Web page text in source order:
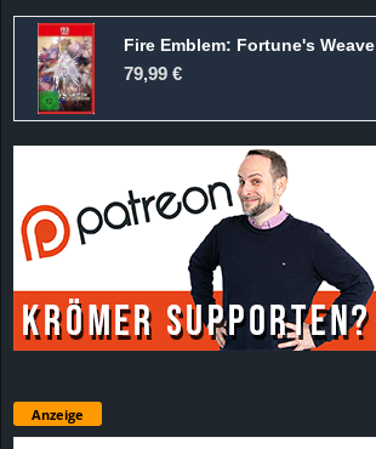
Fire Emblem: Fortune's Weave
79,99 €
Anzeige